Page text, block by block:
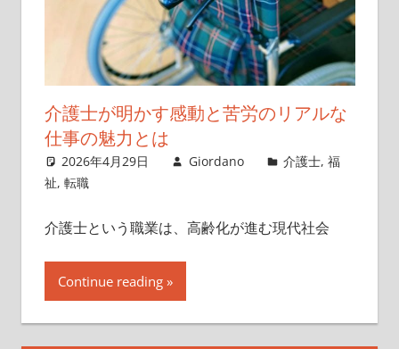
介護士が明かす感動と苦労のリアルな
仕事の魅力とは
2026年4月29日 Giordano 介護士,福
祉, 転職
介護士という職業は、高齢化が進む現代社会
Continue reading